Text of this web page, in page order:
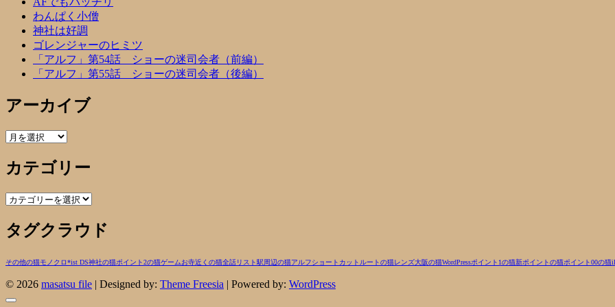
わんぱく小僧
神社は好調
ゴレンジャーのヒミツ
「アルフ」第54話 ショーの迷司会者（前編）
「アルフ」第55話 ショーの迷司会者（後編）
アーカイブ
ア
カ
イ
ブ
カテゴリー
カ
ゴ
リ
タグクラウド
その他の猫モノクロ*ist DS神社の猫ポイント2の猫ゲームお寺近くの猫全話リスト駅周辺の猫アルフショートカットルートの猫レンズ大阪の猫WordPressポイント1の猫新ポイントの猫ポイント00の猫
© 2026 masatsu file | Designed by: Theme Freesia | Powered by: WordPress